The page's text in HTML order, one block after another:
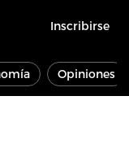
Inscribirse
Opiniones